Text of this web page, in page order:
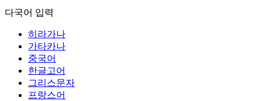
다국어 입력
히라가나
가타카나
중국어
한글고어
그리스문자
프랑스어